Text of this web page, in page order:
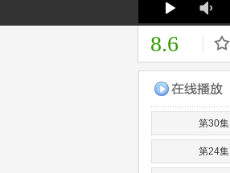
8.6
第30集
第24集